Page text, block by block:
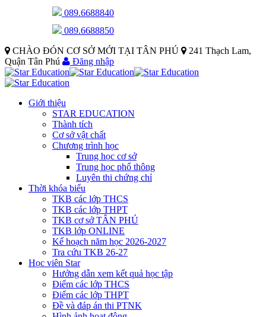
089.6688840
089.6688850
CHÀO ĐÓN CƠ SỞ MỚI TẠI TÂN PHÚ
241 Thạch Lam,
Quận Tân Phú
Đăng nhập
Giới thiệu
STAR EDUCATION
Thành tích
Cơ sở vật chất
Chương trình học
Trung học cơ sở
Trung học phổ thông
Luyên thi chứng chỉ
Thời khóa biểu
TKB các lớp THCS
TKB các lớp THPT
TKB cơ sở TÂN PHÚ
TKB lớp ONLINE
Kế hoạch năm học 2026-2027
Tra cứu TKB 26-27
Học viên Star
Hướng dẫn xem kết quả học tập
Điểm các lớp THCS
Điểm các lớp THPT
Đề và đáp án thi PTNK